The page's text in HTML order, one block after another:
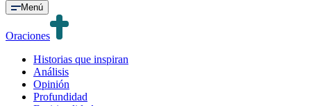
Menú
Oraciones
Historias que inspiran
Análisis
Opinión
Profundidad